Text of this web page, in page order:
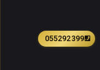
0552923991